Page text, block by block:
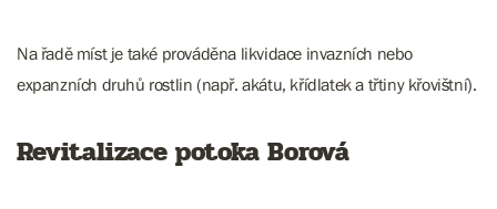
Na řadě míst je také prováděna likvidace invazních nebo
expanzních druhů rostlin (např. akátu, křídlatek a třtiny křovištní).
Revitalizace potoka Borová